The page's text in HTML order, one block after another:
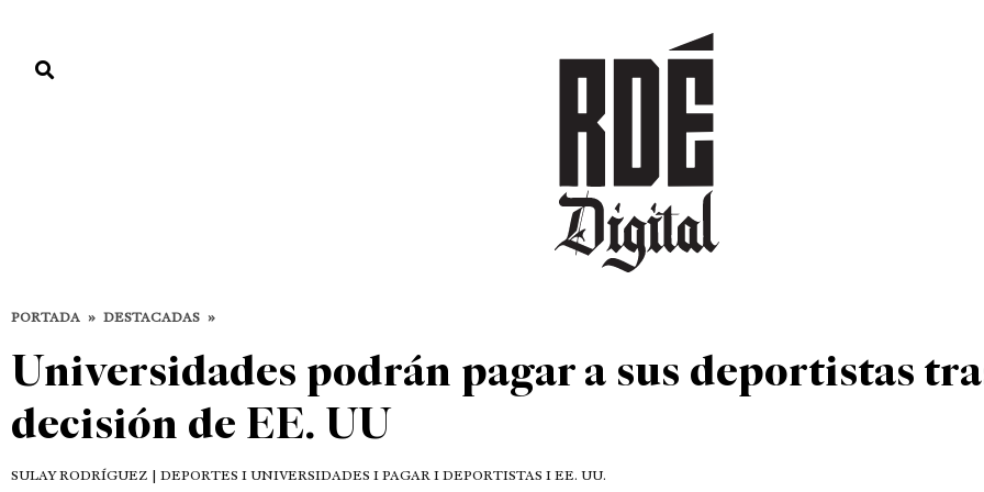
DEPORTES CULTURA ENTRETENIMIENTO
PORTADA » DESTACADAS »
Universidades podrán pagar a sus deportistas
decisión de EE. UU
SULAY RODRÍGUEZ | DEPORTES I UNIVERSIDADES I PAGAR I DEPORTISTAS I EE. UU.